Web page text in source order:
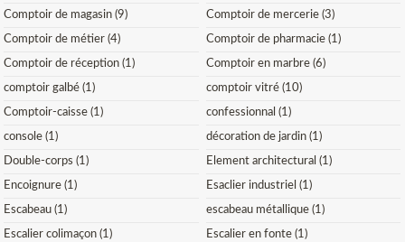
Comptoir de magasin (9) Comptoir de mercerie (3)
Comptoir de métier (4) Comptoir de pharmacie (1)
Comptoir de réception (1) Comptoir en marbre (6)
comptoir galbé (1) comptoir vitré (10)
Comptoir-caisse (1) confessionnal (1)
console (1) décoration de jardin (1)
Double-corps (1) Element architectural (1)
Encoignure (1) Esaclier industriel (1)
Escabeau (1) escabeau métallique (1)
Escalier colimaçon (1) Escalier en fonte (1)